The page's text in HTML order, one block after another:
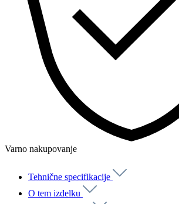
Varno nakupovanje
Tehnične specifikacije
O tem izdelku